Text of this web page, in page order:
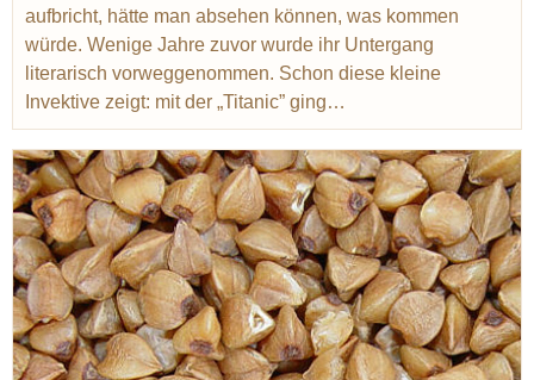
Birne
Sherry Madeira
aufbricht, hätte man absehen können, was kommen
würde. Wenige Jahre zuvor wurde ihr Untergang
literarisch vorweggenommen. Schon diese kleine
Invektive zeigt: mit der „Titanic” ging…